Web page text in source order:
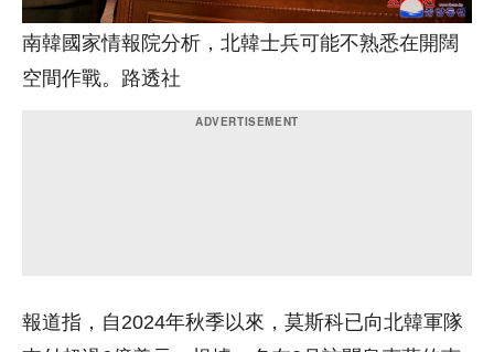
南韓國家情報院分析，北韓士兵可能不熟悉在開闊
空間作戰。路透社
報道指，自2024年秋季以來，莫斯科已向北韓軍隊